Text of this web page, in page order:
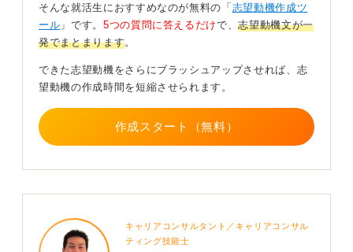
②企業文化への理解を示す
「御社が推進するテレワークやフレックスタイム制度な
どの働き方改革に共感し、効率的な働き方を実現した
い」と述べ、企業の働き方や文化に対する理解を示すこ
とが重要です。
③自宅環境の利点を活かす意欲を示す
たとえば、「自宅で集中して作業できる環境があり、仕
事の効率化に貢献できる」というように、ポジティブな
④主要な志望動機としてではなく、補足的に伝える
通勤の便利さを追加的な理由として挙げるのが適切で
す。
そんな就活生におすすめなのが無料の「 志望動機作成ツ
ール 」です。 5つの質問に答えるだけで、志望動機文が一
発でまとまります。
できた志望動機をさらにブラッシュアップさせれば、志
望動機の作成時間を短縮させられます。
作成スタート（無料）
キャリアコンサルタント／キャリアコンサル
ティング技能士